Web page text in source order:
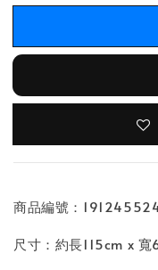
商品編號：
尺寸：約長115cm x